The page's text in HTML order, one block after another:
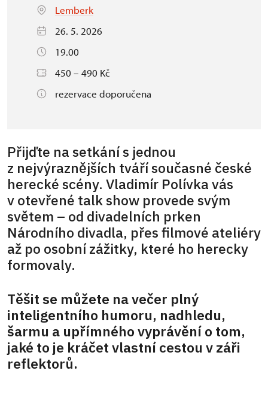
Lemberk
26. 5. 2026
19.00
450 – 490 Kč
rezervace doporučena
Přijďte na setkání s jednou
z nejvýraznějších tváří současné české
herecké scény. Vladimír Polívka vás
v otevřené talk show provede svým
světem – od divadelních prken
Národního divadla, přes filmové ateliéry
až po osobní zážitky, které ho herecky
formovaly.
Těšit se můžete na večer plný
inteligentního humoru, nadhledu,
šarmu a upřímného vyprávění o tom,
jaké to je kráčet vlastní cestou v záři
reflektorů.